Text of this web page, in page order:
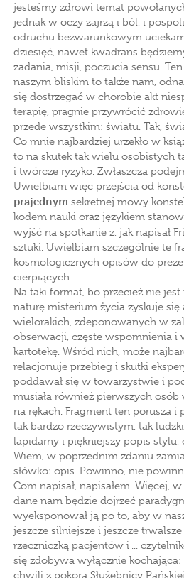
jesteśmy zdrowi temat
jednak w oczy zajrzą i ból, i
odruchu bezwarunkowym
dziesięć, nawet kwadrans
zadania, misji, poczucia sensu.
naszym bliskim to także nam,
się dostrzegać w chorobie akt
terapię, pragnie przywrócić
przede wszystkim: światu. Tak,
Co mnie najbardziej urzekło w
to na skutek tak wielu osobistych
i twórcze ryzyko. Zwłaszcza
Uwielbiam więc przejścia od
prajednym sekretnej mowy
kodem nauki oraz językiem
wyjść na spotkanie z, jak napisał
sztuki. Uwielbiam szczególnie te
kosmologicznych opisów do
cierpiących.
Na taki format, bo przecież nie
naturę misterium życia zyskuje
wielorakich, zdeponowanych w
obserwacji, częste wspomnienia i
kartotekę. Wśród nich, może
relacjonuje przebieg i skutki
poddawał się w towarzystwie i
musiała również pierwszych
na rękach. Fragment ten porusza
tak bardzo rzeczywistym, tak
lapidarny i piękniejszy popis stylu,
Wiem, w poprzednim zdaniu
słówko: opis. Powinno, nie
Com napisał, napisałem. Więcej,
dane nam będzie dojrzeć
wyeksponował ją po to, aby w
jeszcze silniejsze i jeszcze
rzeczniczką pacjentów i ...
się zdobywa wyłącznie kochająca:
chwili z pokorą Służebnicy